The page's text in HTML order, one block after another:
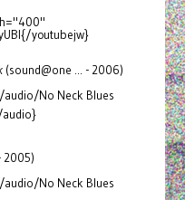
youtubejw}
(sound@one ... - 2006)
No Neck Blues
audio}
2005)
No Neck Blues